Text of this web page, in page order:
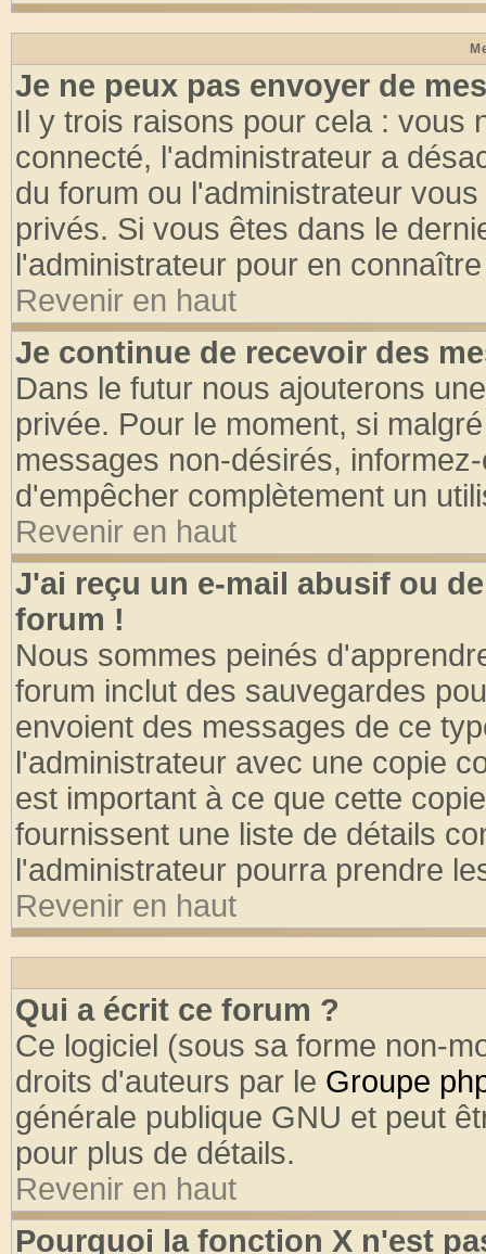
Je ne peux pas envoyer de
Il y trois raisons pour cela : vous
connecté, l'administrateur a
du forum ou l'administrateur
privés. Si vous êtes dans le
l'administrateur pour en
Revenir en haut
Je continue de recevoir des
Dans le futur nous ajouterons
privée. Pour le moment, si
messages non-désirés,
d'empêcher complètement un
Revenir en haut
J'ai reçu un e-mail abusif ou
forum !
Nous sommes peinés
forum inclut des sauvegardes
envoient des messages de ce
l'administrateur avec une copie
est important à ce que cette
fournissent une liste de détails
l'administrateur pourra prendre
Revenir en haut
Qui a écrit ce forum ?
Ce logiciel (sous sa forme non-
droits d'auteurs par le Groupe
générale publique GNU et peut
pour plus de détails.
Revenir en haut
Pourquoi la fonction X n'est